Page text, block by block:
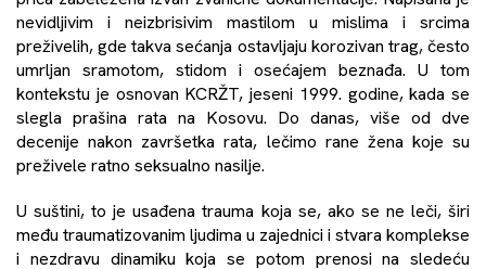
nevidljivim i neizbrisivim mastilom u mislima i srcima
preživelih, gde takva sećanja ostavljaju korozivan trag, često
umrljan sramotom, stidom i osećajem beznađa. U tom
kontekstu je osnovan KCRŽT, jeseni 1999. godine, kada se
slegla prašina rata na Kosovu. Do danas, više od dve
decenije nakon završetka rata, lečimo rane žena koje su
preživele ratno seksualno nasilje.
U suštini, to je usađena trauma koja se, ako se ne leči, širi
među traumatizovanim ljudima u zajednici i stvara komplekse
i nezdravu dinamiku koja se potom prenosi na sledeću